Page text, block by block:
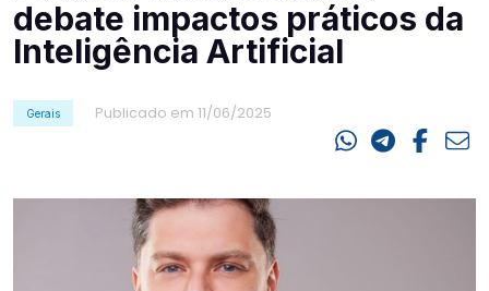
RA CIC Caxias
Contato
debate impactos práticos da
Inteligência Artificial
Gerais Publicado em 11/06/2025